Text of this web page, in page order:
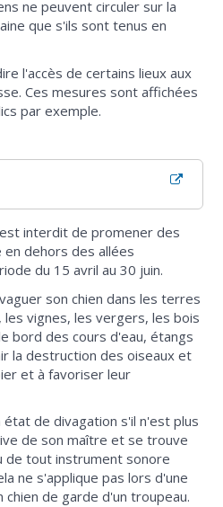
ne peuvent circuler sur la
que s'ils sont tenus en
l'accès de certains lieux aux
Ces mesures sont affichées
par exemple.
interdit de promener des
en dehors des allées
du 15 avril au 30 juin.
son chien dans les terres
vignes, les vergers, les bois
bord des cours d'eau, étangs
la destruction des oiseaux et
et à favoriser leur
de divagation s'il n'est plus
de son maître et se trouve
de tout instrument sonore
ne s'applique pas lors d'une
chien de garde d'un troupeau.